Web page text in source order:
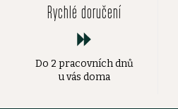
Rychlé doručení
Do 2 pracovních dnů
u vás doma